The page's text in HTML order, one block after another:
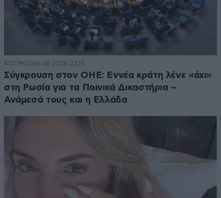
ΚΟΣΜΟΣ06·08·2026 22:16
Σύγκρουση στον ΟΗΕ: Εννέα κράτη λένε «όχι»
στη Ρωσία για τα Ποινικά Δικαστήρια –
Ανάμεσά τους και η Ελλάδα